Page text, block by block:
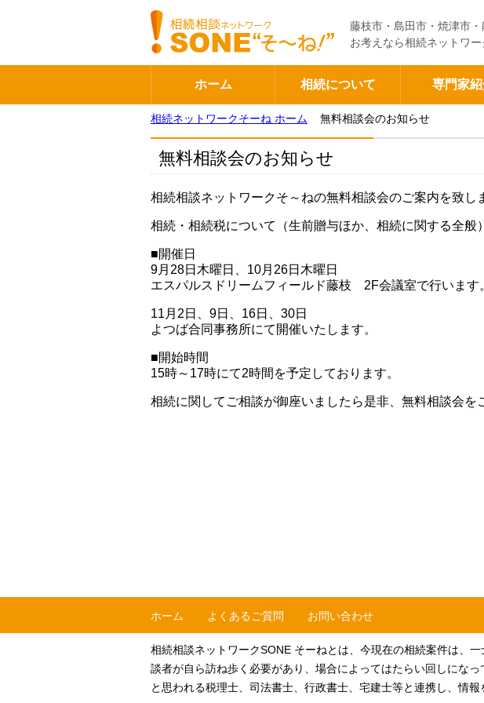
藤枝市・島田市・焼津市
お考えなら相続ネットワ
ホーム 相続について 専門家
相続ネットワークそーね ホーム 無料相談会のお知らせ
無料相談会のお知らせ
相続相談ネットワークそ～ねの無料相談会のご案内を致し
相続・相続税について（生前贈与ほか、相続に関する全般
■開催日
9月28日木曜日、10月26日木曜日
エスパルスドリームフィールド藤枝 2F会議室で行います
11月2日、9日、16日、30日
よつば合同事務所にて開催いたします。
■開始時間
15時～17時にて2時間を予定しております。
相続に関してご相談が御座いましたら是非、無料相談会を
ホーム よくあるご質問 お問い合わせ
相続相談ネットワークSONE そーねとは、今現在の相続案件は、
談者が自ら訪ね歩く必要があり、場合によってはたらい回しにな
と思われる税理士、司法書士、行政書士、宅建士等と連携し、情